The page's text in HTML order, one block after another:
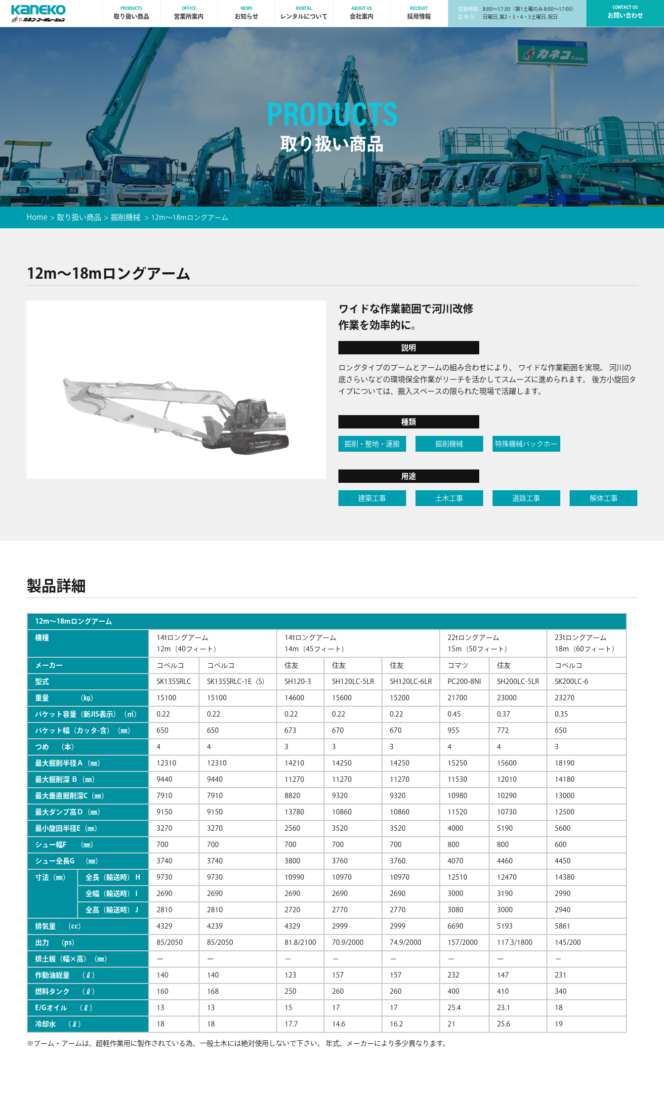
PRODUCTS
取り扱い商品
OFFICE
営業所案内
NEWS
お知らせ
RENTAL
レンタルについて
ABOUT US
会社案内
RECRUIT
採用情報
営業時間
8:00～17:30（第1土曜のみ 8:00～17:00）
定 休 日
日曜日, 第2・3・4・5土曜日, 祝日
CONTACT US
お問い合わせ
PRODUCTS
取り扱い商品
Home 取り扱い商品 掘削機械 12m〜18mロングアーム
12m〜18mロングアーム
ワイドな作業範囲で河川改修
作業を効率的に。
説明
ロングタイプのブームとアームの組み合わせにより、 ワイドな作業範囲を実現。 河川の
底さらいなどの環境保全作業がリーチを活かしてスムーズに進められます。 後方小旋回タ
イプについては、搬入スペースの限られた現場で活躍します。
種類
掘削・整地・運搬 掘削機械 特殊機械バックホー
用途
建築工事 土木工事 道路工事 解体工事
製品詳細
12m〜18mロングアーム
機種
14tロングアーム
12m（40フィート）
14tロングアーム
14m（45フィート）
22tロングアーム
15m（50フィート）
23tロングアーム
18m（60フィート）
メーカー コベルコ コベルコ 住友 住友 住友 コマツ 住友 コベルコ
型式 SK135SRLC SK135SRLC-1E（S） SH120-3 SH120LC-5LR SH120LC-6LR PC200-8NI SH200LC-5LR SK200LC-6
重量 （㎏） 15100 15100 14600 15600 15200 21700 23000 23270
バケット容量（新JIS表示）（㎥） 0.22 0.22 0.22 0.22 0.22 0.45 0.37 0.35
バケット幅（カッタ-含）（㎜） 650 650 673 670 670 955 772 650
つめ （本） 4 4 3 3 3 4 4 3
最大掘削半径Ａ（㎜） 12310 12310 14210 14250 14250 15250 15600 18190
最大掘削深 Ｂ（㎜） 9440 9440 11270 11270 11270 11530 12010 14180
最大垂直掘削深C（㎜） 7910 7910 8820 9320 9320 10980 10290 13000
最大ダンプ高Ｄ（㎜） 9150 9150 13780 10860 10860 11520 10730 12500
最小旋回半径E（㎜） 3270 3270 2560 3520 3520 4000 5190 5600
シュー幅F （㎜） 700 700 700 700 700 800 800 600
シュー全長G （㎜） 3740 3740 3800 3760 3760 4070 4460 4450
寸法（㎜） 全長（輸送時） H 9730 9730 10990 10970 10970 12510 12470 14380
全幅（輸送時） I 2690 2690 2690 2690 2690 3000 3190 2990
全高（輸送時） J 2810 2810 2720 2770 2770 3080 3000 2940
排気量 （cc） 4329 4239 4329 2999 2999 6690 5193 5861
出力 （ps） 85/2050 85/2050 81.8/2100 70.9/2000 74.9/2000 157/2000 117.3/1800 145/200
排土板（幅×高）（㎜） ー ー − − − − ー −
作動油総量 （ℓ） 140 140 123 157 157 232 147 231
燃料タンク （ℓ） 160 168 250 260 260 400 410 340
E/Gオイル （ℓ） 13 13 15 17 17 25.4 23.1 18
冷却水 （ℓ） 18 18 17.7 14.6 16.2 21 25.6 19
※ブーム・アームは、超軽作業用に製作されている為、一般土木には絶対使用しないで下さい。 年式、メーカーにより多少異なります。